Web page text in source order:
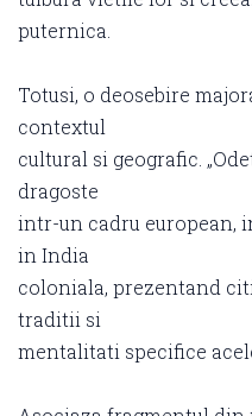
puternica.
Totusi, o deosebire
contextul
cultural si geografic.
dragoste
intr-un cadru european,
in India
coloniala, prezentand
traditii si
mentalitati specifice